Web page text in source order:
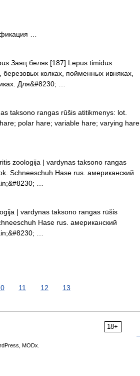
…
Заяц беляк [187] Lepus timidus
колках, пойменных ивняках,
Для&#8230; …
taksono rangas rūšis atitikmenys: lot.
polar hare; variable hare; varying hare
zoologija | vardynas taksono rangas
Schneeschuh Hase rus. американский
…
| vardynas taksono rangas rūšis
Hase rus. американский
…
11 12 13
18+
MODx.